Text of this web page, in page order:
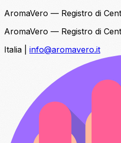
AromaVero — Registro di
AromaVero — Registro di
Italia
info@aromavero.it